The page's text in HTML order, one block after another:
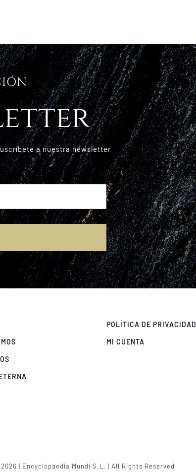
a nuestra newsletter
POLÍTICA DE PRIVACIDAD
MI CUENTA
| Encyclopaedia Mundi S.L. | All Rights Reserved